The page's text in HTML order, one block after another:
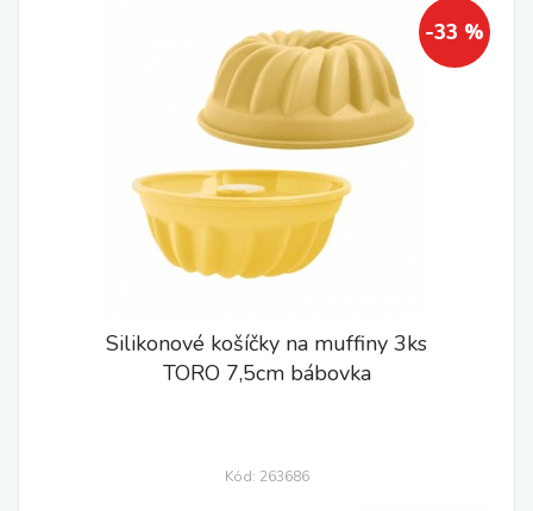
-33 %
Silikonové košíčky na muffiny 3ks
TORO 7,5cm bábovka
Kód: 263686